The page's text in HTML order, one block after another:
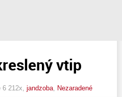
vtip
6 212x, jandzoba Nezaradené